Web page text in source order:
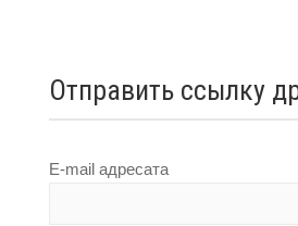
Отправить ссылку
E-mail адресата